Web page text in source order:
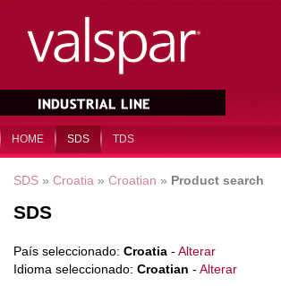
HOME SDS TDS
SDS » Croatia » Croatian » Product search
SDS
País seleccionado: Croatia - Alterar
Idioma seleccionado: Croatian - Alterar